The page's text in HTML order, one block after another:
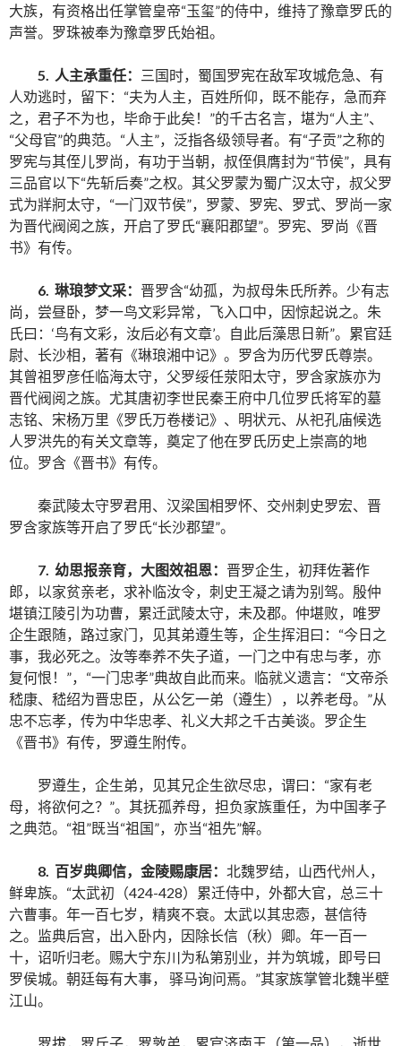
大族，有资格出任掌管皇帝“玉玺”的侍中，维持了豫章罗氏的
声誉。罗珠被奉为豫章罗氏始祖。
5. 人主承重任：
三国时，蜀国罗宪在敌军攻城危急、有
人劝逃时，留下：“夫为人主，百姓所仰，既不能存，急而弃
之，君子不为也，毕命于此矣！”的千古名言，堪为“人主”、
“父母官”的典范。“人主”，泛指各级领导者。有“子贡”之称的
罗宪与其侄儿罗尚，有功于当朝，叔侄俱膺封为“节侯”，具有
三品官以下“先斩后奏”之权。其父罗蒙为蜀广汉太守，叔父罗
式为牂牁太守，“一门双节侯”，罗蒙、罗宪、罗式、罗尚一家
为晋代阀阅之族，开启了罗氏“襄阳郡望”。罗宪、罗尚《晋
书》有传。
6. 琳琅梦文采： 晋罗含“幼孤，为叔母朱氏所养。少有志
尚，尝昼卧，梦一鸟文彩异常，飞入口中，因惊起说之。朱
氏曰：‘鸟有文彩，汝后必有文章’。自此后藻思日新”。累官廷
尉、长沙相，著有《琳琅湘中记》。罗含为历代罗氏尊崇。
其曾祖罗彦任临海太守，父罗绥任荥阳太守，罗含家族亦为
晋代阀阅之族。尤其唐初李世民秦王府中几位罗氏将军的墓
志铭、宋杨万里《罗氏万卷楼记》、明状元、从祀孔庙候选
人罗洪先的有关文章等，奠定了他在罗氏历史上崇高的地
位。罗含《晋书》有传。
秦武陵太守罗君用、汉梁国相罗怀、交州刺史罗宏、晋
罗含家族等开启了罗氏“长沙郡望”。
7. 幼思报亲育，大图效祖恩： 晋罗企生，初拜佐著作
郎，以家贫亲老，求补临汝令，刺史王凝之请为别驾。殷仲
堪镇江陵引为功曹，累迁武陵太守，未及郡。仲堪败，唯罗
企生跟随，路过家门，见其弟遵生等，企生挥泪曰：“今日之
事，我必死之。汝等奉养不失子道，一门之中有忠与孝，亦
复何恨！”，“一门忠孝”典故自此而来。临就义遗言：“文帝杀
嵇康、嵇绍为晋忠臣，从公乞一弟（遵生），以养老母。”从
忠不忘孝，传为中华忠孝、礼义大邦之千古美谈。罗企生
《晋书》有传，罗遵生附传。
罗遵生，企生弟，见其兄企生欲尽忠，谓曰：“家有老
母，将欲何之？”。其抚孤养母，担负家族重任，为中国孝子
之典范。“祖”既当“祖国”，亦当“祖先”解。
8. 百岁典卿信，金陵赐康居： 北魏罗结，山西代州人，
鲜卑族。“太武初（424-428）累迁侍中，外都大官，总三十
六曹事。年一百七岁，精爽不衰。太武以其忠悫，甚信待
之。监典后宫，出入卧内，因除长信（秋）卿。年一百一
十，诏听归老。赐大宁东川为私第别业，并为筑城，即号曰
罗侯城。朝廷每有大事， 驿马询问焉。”其家族掌管北魏半壁
江山。